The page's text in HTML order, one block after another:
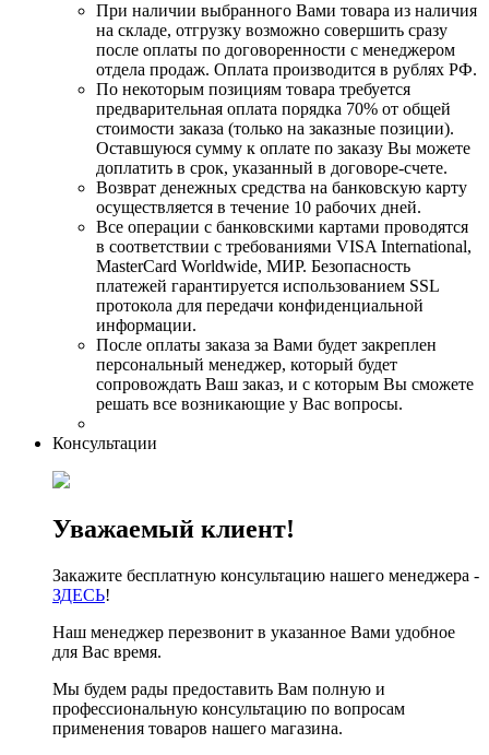
При наличии выбранного Вами товара из наличия
на складе, отгрузку возможно совершить сразу
после оплаты по договоренности с менеджером
отдела продаж. Оплата производится в рублях РФ.
По некоторым позициям товара требуется
предварительная оплата порядка 70% от общей
стоимости заказа (только на заказные позиции).
Оставшуюся сумму к оплате по заказу Вы можете
доплатить в срок, указанный в договоре-счете.
Возврат денежных средства на банковскую карту
осуществляется в течение 10 рабочих дней.
Все операции с банковскими картами проводятся
в соответствии с требованиями VISA International,
MasterCard Worldwide, МИР. Безопасность
платежей гарантируется использованием SSL
протокола для передачи конфиденциальной
информации.
После оплаты заказа за Вами будет закреплен
персональный менеджер, который будет
сопровождать Ваш заказ, и с которым Вы сможете
решать все возникающие у Вас вопросы.
Консультации
Уважаемый клиент!
Закажите бесплатную консультацию нашего менеджера -
ЗДЕСЬ!
Наш менеджер перезвонит в указанное Вами удобное
для Вас время.
Мы будем рады предоставить Вам полную и
профессиональную консультацию по вопросам
применения товаров нашего магазина.